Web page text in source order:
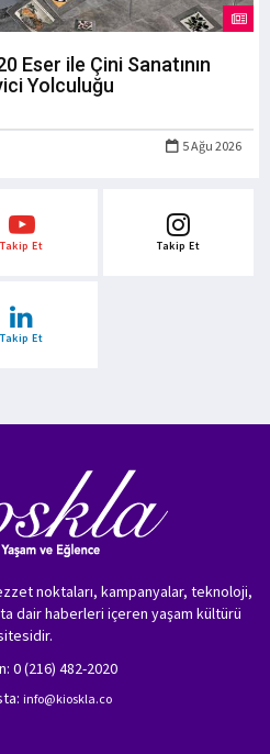
Eser ile Çini Sanatının
Yolculuğu
5 Ağu 2026
Takip Et Takip Et
Takip Et
noktaları, kampanyalar, teknoloji,
dair haberleri içeren yaşam kültürü
0 (216) 482-2020
info@kioskla.co